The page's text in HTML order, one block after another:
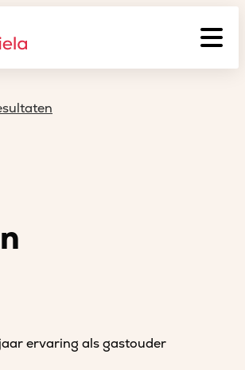
ervaring als gastouder